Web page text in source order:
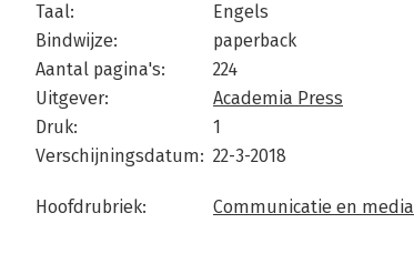
Taal:
Engels
Bindwijze:
paperback
Aantal pagina's:
224
Uitgever:
Academia Press
Druk:
1
Verschijningsdatum: 22-3-2018
Hoofdrubriek: Communicatie en media